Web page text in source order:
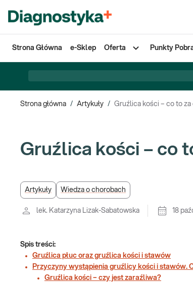
Strona Główna e-Sklep Oferta Punkty
Strona główna / Artykuły / Gruźlica kości – co to za
Gruźlica kości – co
Artykuły Wiedza o chorobach
lek. Katarzyna Lizak-Sabatowska 18
Spis treści:
Gruźlica płuc oraz gruźlica kości i stawów
Przyczyny wystąpienia gruźlicy kości i stawów.
Gruźlica kości – czy jest zaraźliwa?